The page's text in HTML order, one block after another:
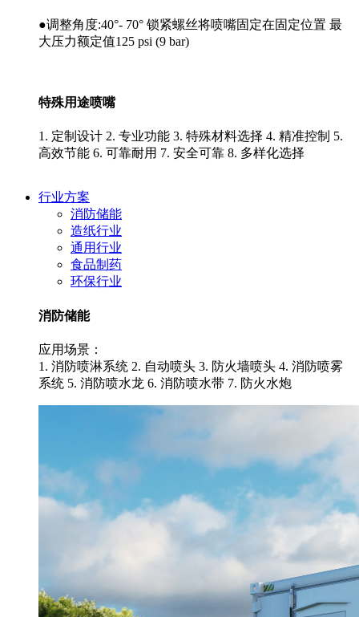
●调整角度:40°- 70° 锁紧螺丝将喷嘴固定在固定位置 最
大压力额定值125 psi (9 bar)
特殊用途喷嘴
1. 定制设计 2. 专业功能 3. 特殊材料选择 4. 精准控制 5.
高效节能 6. 可靠耐用 7. 安全可靠 8. 多样化选择
行业方案
消防储能
造纸行业
通用行业
食品制药
环保行业
消防储能
应用场景：
1. 消防喷淋系统 2. 自动喷头 3. 防火墙喷头 4. 消防喷雾
系统 5. 消防喷水龙 6. 消防喷水带 7. 防火水炮